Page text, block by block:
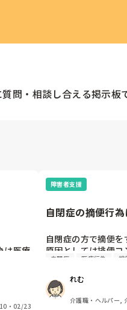
問・相談し合える掲示板で
は医療
しい
れて
10 ・ 02/23
障害者支援
自閉症の摘便行
自閉症の方で摘便
原因としては排便
力をあおげませんで
施設としてできるの
でしょうか？人前で
自閉症 医療行為 排
れむ
介護職・ヘルパー,